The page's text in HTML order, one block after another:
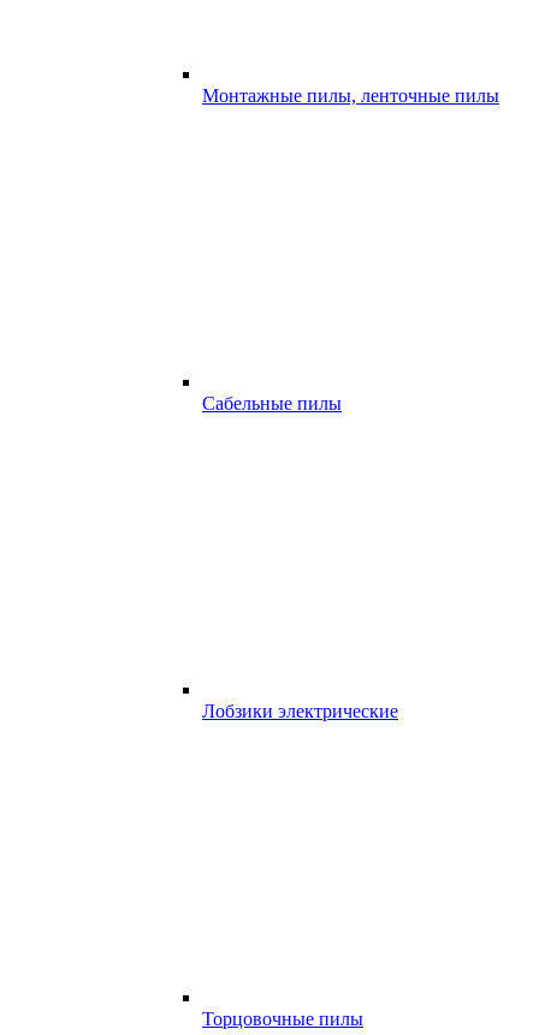
Монтажные пилы, ленточные пилы
Сабельные пилы
Лобзики электрические
Торцовочные пилы